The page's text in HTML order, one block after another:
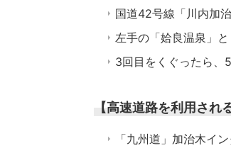
国道42号線「川内加
左手の「姶良温泉」
3回目をくぐったら、
【高速道路を利用され
「九州道」加治木イ